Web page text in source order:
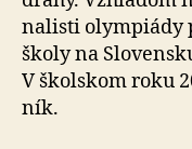
na­listi olym­piády
školy na
V školskom roku
ník.